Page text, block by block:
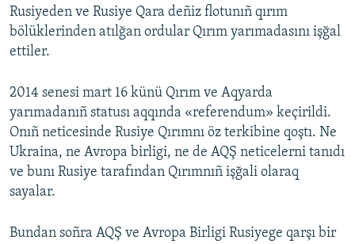
Rusiyeden ve Rusiye Qara deñiz flotunıñ qırım
bölüklerinden atılğan ordular Qırım yarımadasını işğal
ettiler.
2014 senesi mart 16 künü Qırım ve Aqyarda
yarımadanıñ statusı aqqında «referendum» keçirildi.
Onıñ neticesinde Rusiye Qırımnı öz terkibine qoştı. Ne
Ukraina, ne Avropa birligi, ne de AQŞ neticelerni tanıdı
ve bunı Rusiye tarafından Qırımnıñ işğali olaraq
sayalar.
Bundan soñra AQŞ ve Avropa Birligi Rusiyege qarşı bir